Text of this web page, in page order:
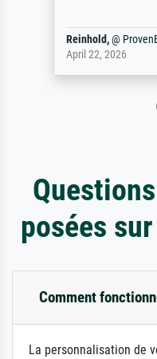
Reinhold,@
April 22, 2026
posées
Comment
La personnalisation de